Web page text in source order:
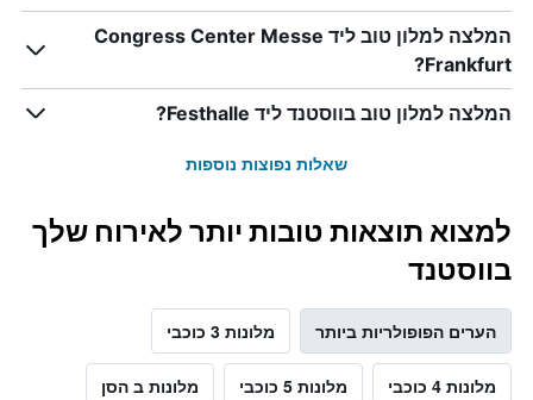
המלצה למלון טוב ליד Congress Center Messe
Frankfurt?
המלצה למלון טוב בווסטנד ליד Festhalle?
שאלות נפוצות נוספות
למצוא תוצאות טובות יותר לאירוח שלך
בווסטנד
הערים הפופולריות ביותר מלונות 3 כוכבי
מלונות 4 כוכבי מלונות 5 כוכבי מלונות ב הסן